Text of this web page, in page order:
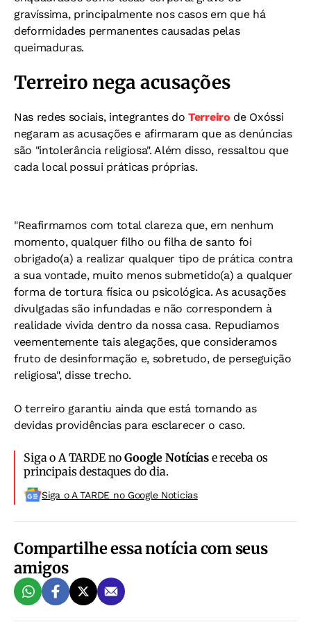
gravíssima, principalmente nos casos em que há
deformidades permanentes causadas pelas
queimaduras.
Terreiro nega acusações
Nas redes sociais, integrantes doTerreiro de Oxóssi
negaram as acusações e afirmaram que as denúncias
são "intolerância religiosa". Além disso, ressaltou que
cada local possui práticas próprias.
"Reafirmamos com total clareza que, em nenhum
momento, qualquer filho ou filha de santo foi
obrigado(a) a realizar qualquer tipo de prática contra
a sua vontade, muito menos submetido(a) a qualquer
forma de tortura física ou psicológica. As acusações
divulgadas são infundadas e não correspondem à
realidade vivida dentro da nossa casa. Repudiamos
veementemente tais alegações, que consideramos
fruto de desinformação e, sobretudo, de perseguição
religiosa", disse trecho.
O terreiro garantiu ainda que está tomando as
devidas providências para esclarecer o caso.
Siga o A TARDE noGoogle Notíciase receba os
principais destaques do dia.
Siga o A TARDE no Google Noticias
Compartilhe essa notícia com seus
amigos